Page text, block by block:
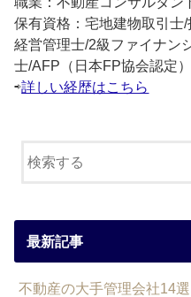
保有資格：宅地建物取引士
経営管理士/2級ファイナン
士/AFP（日本FP協会認定
⇨詳しい経歴はこちら
最新記事
不動産の大手管理会社14